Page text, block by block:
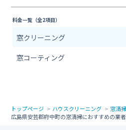
料金一覧（全2項目）
窓クリーニング
窓コーティング
トップページ ハウスクリーニング
窓清掃
広島県安芸郡府中町の窓清掃におすすめの業